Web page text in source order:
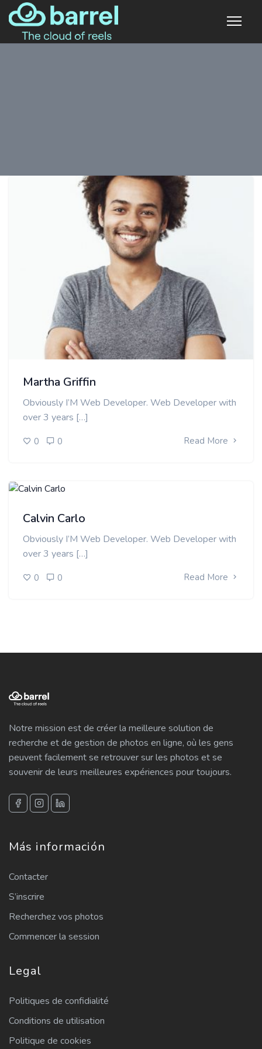
Martha Griffin
Obviously I’M Web Developer. Web Developer with
over 3 years […]
0 0 Read More
Calvin Carlo
Obviously I’M Web Developer. Web Developer with
over 3 years […]
0 0 Read More
Notre mission est de créer la meilleure solution de
recherche et de gestion de photos en ligne, où les gens
peuvent facilement se retrouver sur les photos et se
souvenir de leurs meilleures expériences pour toujours.
Más información
Contacter
S’inscrire
Recherchez vos photos
Commencer la session
Legal
Politiques de confidialité
Conditions de utilisation
Politique de cookies